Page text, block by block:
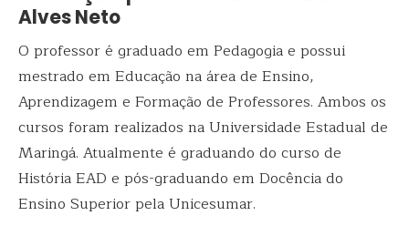
Alves Neto
O professor é graduado em Pedagogia e possui
mestrado em Educação na área de Ensino,
Aprendizagem e Formação de Professores. Ambos os
cursos foram realizados na Universidade Estadual de
Maringá. Atualmente é graduando do curso de
História EAD e pós-graduando em Docência do
Ensino Superior pela Unicesumar.